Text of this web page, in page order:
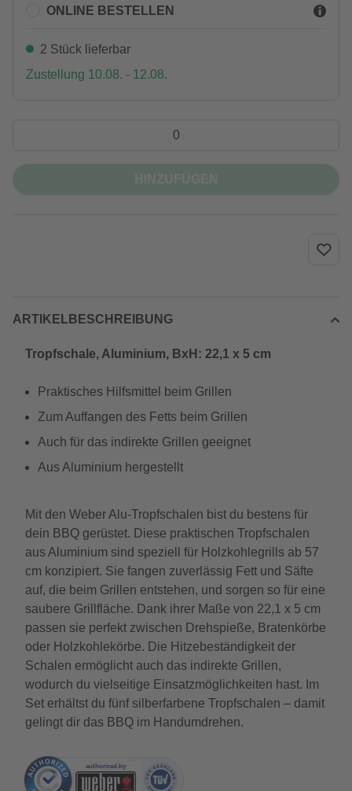
ONLINE BESTELLEN
2 Stück lieferbar
Zustellung 10.08. - 12.08.
ARTIKELBESCHREIBUNG
Tropfschale, Aluminium, BxH: 22,1 x 5 cm
Praktisches Hilfsmittel beim Grillen
Zum Auffangen des Fetts beim Grillen
Auch für das indirekte Grillen geeignet
Aus Aluminium hergestellt
Mit den Weber Alu-Tropfschalen bist du bestens für
dein BBQ gerüstet. Diese praktischen Tropfschalen
aus Aluminium sind speziell für Holzkohlegrills ab 57
cm konzipiert. Sie fangen zuverlässig Fett und Säfte
auf, die beim Grillen entstehen, und sorgen so für eine
saubere Grillfläche. Dank ihrer Maße von 22,1 x 5 cm
passen sie perfekt zwischen Drehspieße, Bratenkörbe
oder Holzkohlekörbe. Die Hitzebeständigkeit der
Schalen ermöglicht auch das indirekte Grillen,
wodurch du vielseitige Einsatzmöglichkeiten hast. Im
Set erhältst du fünf silberfarbene Tropfschalen – damit
gelingt dir das BBQ im Handumdrehen.